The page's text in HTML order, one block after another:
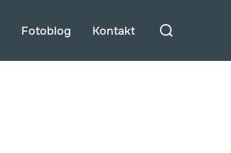
Fotoblog Kontakt
Suchen